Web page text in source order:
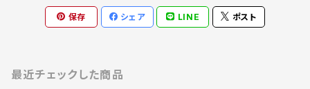
保存 シェア LINE ポスト
最近チェックした商品